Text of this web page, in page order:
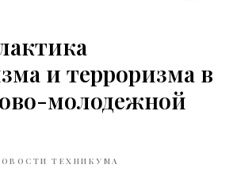
и терроризма в
молодежной
ТЕХНИКУМА